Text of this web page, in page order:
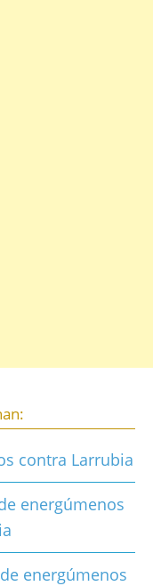
contra Larrubia
energúmenos
energúmenos